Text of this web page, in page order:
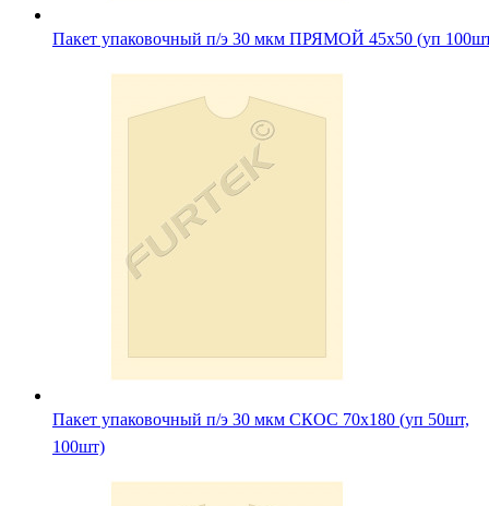
Пакет упаковочный п/э 30 мкм ПРЯМОЙ 45х50 (уп
Пакет упаковочный п/э 30 мкм СКОС 70х180 (уп 50шт,
100шт)